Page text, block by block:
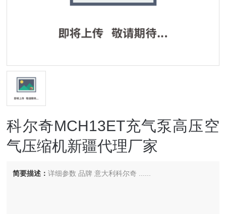
科尔奇MCH13ET充气泵高压空
气压缩机新疆代理厂家
简要描述：详细参数 品牌 意大利科尔奇 ......